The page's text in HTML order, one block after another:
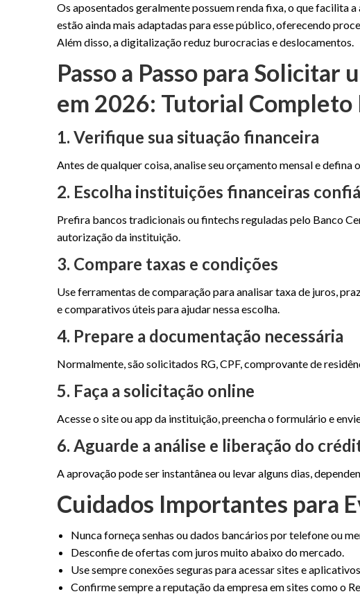
Os aposentados geralmente possuem renda fixa, o que facilita
estão ainda mais adaptadas para esse público, oferecendo
Além disso, a digitalização reduz burocracias e deslocamentos.
Passo a Passo para
em 2026: Tutorial Completo
1. Verifique sua situação financeira
Antes de qualquer coisa, analise seu orçamento mensal e
2. Escolha instituições financeiras
Prefira bancos tradicionais ou fintechs reguladas pelo Banco
autorização da instituição.
3. Compare taxas e condições
Use ferramentas de comparação para analisar taxa de juros,
e comparativos úteis para ajudar nessa escolha.
4. Prepare a documentação necessária
Normalmente, são solicitados RG, CPF, comprovante de
5. Faça a solicitação online
Acesse o site ou app da instituição, preencha o formulário e
6. Aguarde a análise e liberação do
A aprovação pode ser instantânea ou levar alguns dias,
Cuidados Importantes para
Nunca forneça senhas ou dados bancários por telefone ou
Desconfie de ofertas com juros muito abaixo do mercado.
Use sempre conexões seguras para acessar sites e
Confirme sempre a reputação da empresa em sites como o